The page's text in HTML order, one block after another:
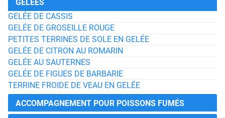
GELÉES
GELÉE DE CASSIS
GELÉE DE GROSEILLE ROUGE
PETITES TERRINES DE SOLE EN GELÉE
GELÉE DE CITRON AU ROMARIN
GELÉE AU SAUTERNES
GELÉE DE FIGUES DE BARBARIE
TERRINE FROIDE DE VEAU EN GELÉE
ACCOMPAGNEMENT POUR POISSONS FUMÉS